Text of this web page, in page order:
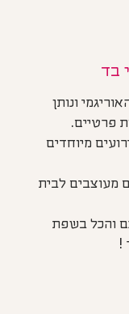
בד
ונותן
פרטיים.
מיוחדים
מעוצבים לבית
והכל בשפת
!